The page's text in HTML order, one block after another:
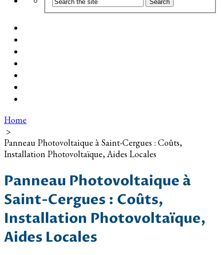
Home
>
Panneau Photovoltaique à Saint-Cergues : Coûts,
Installation Photovoltaïque, Aides Locales
Panneau Photovoltaique à
Saint-Cergues : Coûts,
Installation Photovoltaïque,
Aides Locales